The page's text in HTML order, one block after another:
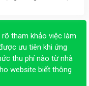
rõ tham khảo việc làm
ưu tiên khi ứng
thu phí nào từ nhà
website biết thông